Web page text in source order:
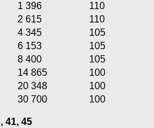
1 396
110
2 615
110
4 345
105
6 153
105
8 400
105
14 865
100
20 348
100
30 700 100
41, 45